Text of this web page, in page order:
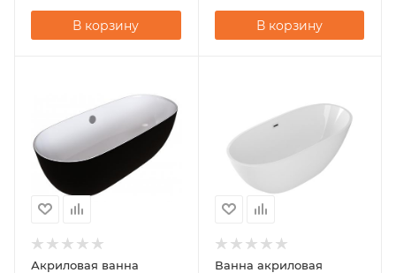
В корзину В корзину
Акриловая ванна
Ванна акриловая